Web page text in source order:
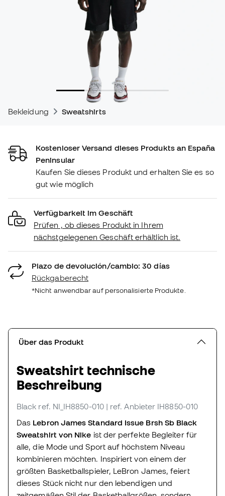
Bekleidung Sweatshirts
Kostenloser Versand dieses Produkts an España
Peninsular
Kaufen Sie dieses Produkt und erhalten Sie es so
gut wie möglich
Verfügbarkeit im Geschäft
Prüfen , ob dieses Produkt in Ihrem
nächstgelegenen Geschäft erhältlich ist.
Plazo de devolución/cambio: 30 días
Rückgaberecht
*Nicht anwendbar auf personalisierte Produkte.
Über das Produkt
Sweatshirt technische
Beschreibung
Black ref. NI_IH8850-010 | ref. Anbieter IH8850-010
Das Lebron James Standard Issue Brsh Sb Black
Sweatshirt von Nike ist der perfekte Begleiter für
alle, die Mode und Sport auf höchstem Niveau
kombinieren möchten. Inspiriert von einem der
größten Basketballspieler, LeBron James, feiert
dieses Stück nicht nur den lebendigen und